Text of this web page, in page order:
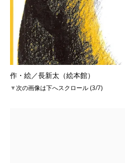
作・絵／長新太（絵本館）
▼次の画像は下へスクロール (3/7)